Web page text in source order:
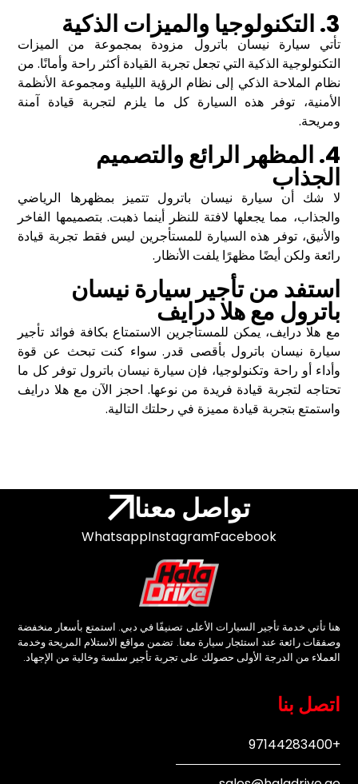
3. التكنولوجيا والميزات الذكية
تأتي سيارة نيسان باترول مزودة بمجموعة من الميزات
التكنولوجية الذكية التي تجعل تجربة القيادة أكثر راحة وأمانًا. من
نظام الملاحة الذكي إلى نظام الرؤية الليلية ومجموعة الأنظمة
الأمنية، توفر هذه السيارة كل ما يلزم لتجربة قيادة آمنة
ومريحة.
4. المظهر الرائع والتصميم
الجذاب
لا شك أن سيارة نيسان باترول تتميز بمظهرها الرياضي
والجذاب، مما يجعلها لافتة للنظر أينما ذهبت. بتصميمها الفاخر
والأنيق، توفر هذه السيارة للمستأجرين ليس فقط تجربة قيادة
رائعة ولكن أيضًا مظهرًا يلفت الأنظار.
استفد من تأجير سيارة نيسان
باترول مع هلا درايف
مع هلا درايف، يمكن للمستأجرين الاستمتاع بكافة فوائد تأجير
سيارة نيسان باترول بأقصى قدر. سواء كنت تبحث عن قوة
وأداء أو راحة وتكنولوجيا، فإن سيارة نيسان باترول توفر كل ما
تحتاجه لتجربة قيادة فريدة من نوعها. احجز الآن مع هلا درايف
واستمتع بتجربة قيادة مميزة في رحلتك التالية.
تواصل معنا
Facebook
Instagram
Whatsapp
هنا تأتي خدمة تأجير السيارات الأعلى تصنيفًا في دبي. استمتع بأسعار منخفضة
وصفقات رائعة عند استئجار سيارة معنا. تضمن مواقع الاستلام المريحة وخدمة
العملاء من الدرجة الأولى حصولك على تجربة تأجير سلسة وخالية من الإجهاد.
اتصل بنا
+97144283400